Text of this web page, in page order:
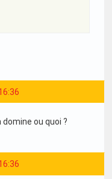
ou quoi ?